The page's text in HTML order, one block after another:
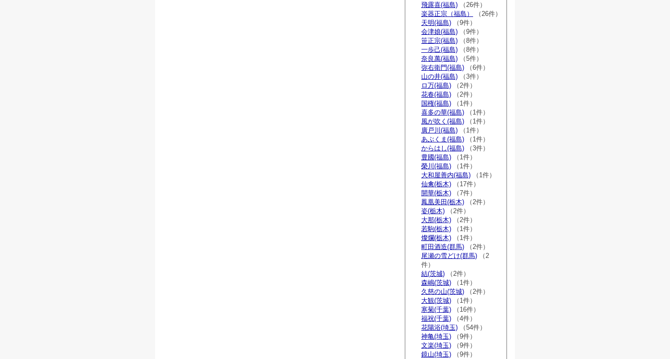
飛露喜(福島) （26件）
楽器正宗（福島）
（26件）
天明(福島) （9件）
会津娘(福島) （9件）
笹正宗(福島) （8件）
一歩己(福島) （8件）
奈良萬(福島) （5件）
弥右衛門(福島) （6件）
山の井(福島) （3件）
ロ万(福島) （2件）
花春(福島) （2件）
国権(福島) （1件）
喜多の華(福島) （1件）
風が吹く(福島) （1件）
廣戸川(福島) （1件）
あぶくま(福島) （1件）
からはし(福島) （3件）
豊國(福島) （1件）
榮川(福島) （1件）
大和屋善内(福島) （1件）
仙禽(栃木) （17件）
開華(栃木) （7件）
鳳凰美田(栃木) （2件）
姿(栃木) （2件）
大那(栃木) （2件）
若駒(栃木) （1件）
燦爛(栃木) （1件）
町田酒造(群馬) （2件）
尾瀬の雪どけ(群馬) （2
件）
結(茨城) （2件）
森嶋(茨城) （1件）
久慈の山(茨城) （2件）
大観(茨城) （1件）
寒菊(千葉) （16件）
福祝(千葉) （4件）
花陽浴(埼玉) （54件）
神亀(埼玉) （9件）
文楽(埼玉) （9件）
鏡山(埼玉) （9件）